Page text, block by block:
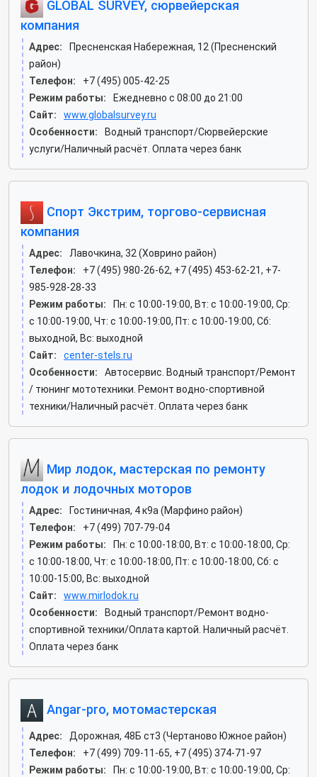
GLOBAL SURVEY, сюрвейерская
компания
Адрес:
Пресненская Набережная, 12 (Пресненский
район)
Телефон:
+7 (495) 005-42-25
Режим работы:
Ежедневно с 08:00 до 21:00
Сайт:
www.globalsurvey.ru
Особенности:
Водный транспорт/Сюрвейерские
услуги/Наличный расчёт. Оплата через банк
Спорт Экстрим, торгово-сервисная
компания
Адрес:
Лавочкина, 32 (Ховрино район)
Телефон:
+7 (495) 980-26-62, +7 (495) 453-62-21, +7-
985-928-28-33
Режим работы:
Пн: c 10:00-19:00, Вт: c 10:00-19:00, Ср:
c 10:00-19:00, Чт: c 10:00-19:00, Пт: c 10:00-19:00, Сб:
выходной, Вс: выходной
Сайт:
center-stels.ru
Особенности:
Автосервис. Водный транспорт/Ремонт
/ тюнинг мототехники. Ремонт водно-спортивной
техники/Наличный расчёт. Оплата через банк
Мир лодок, мастерская по ремонту
лодок и лодочных моторов
Адрес:
Гостиничная, 4 к9а (Марфино район)
Телефон:
+7 (499) 707-79-04
Режим работы:
Пн: c 10:00-18:00, Вт: c 10:00-18:00, Ср:
c 10:00-18:00, Чт: c 10:00-18:00, Пт: c 10:00-18:00, Сб: c
10:00-15:00, Вс: выходной
Сайт:
www.mirlodok.ru
Особенности:
Водный транспорт/Ремонт водно-
спортивной техники/Оплата картой. Наличный расчёт.
Оплата через банк
Angar-pro, мотомастерская
Адрес:
Дорожная, 48Б ст3 (Чертаново Южное район)
Телефон:
+7 (499) 709-11-65, +7 (495) 374-71-97
Режим работы:
Пн: c 10:00-19:00, Вт: c 10:00-19:00, Ср: